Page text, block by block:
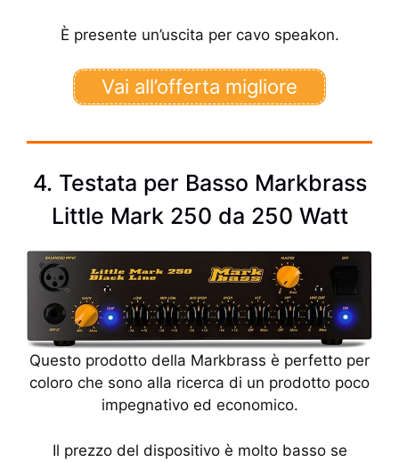
È presente un’uscita per cavo speakon.
Vai all’offerta migliore
4. Testata per Basso Markbrass
Little Mark 250 da 250 Watt
Questo prodotto della Markbrass è perfetto per
coloro che sono alla ricerca di un prodotto poco
impegnativo ed economico.
Il prezzo del dispositivo è molto basso se